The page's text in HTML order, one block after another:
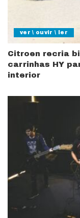
ver \ ouvir \ ler
Citroen recria
carrinhas HY
interior